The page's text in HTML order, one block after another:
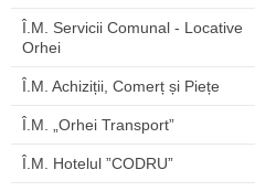
Î.M. Servicii Comunal - Locative
Orhei
Î.M. Achiziții, Comerț și Piețe
Î.M. „Orhei Transport”
Î.M. Hotelul ”CODRU”